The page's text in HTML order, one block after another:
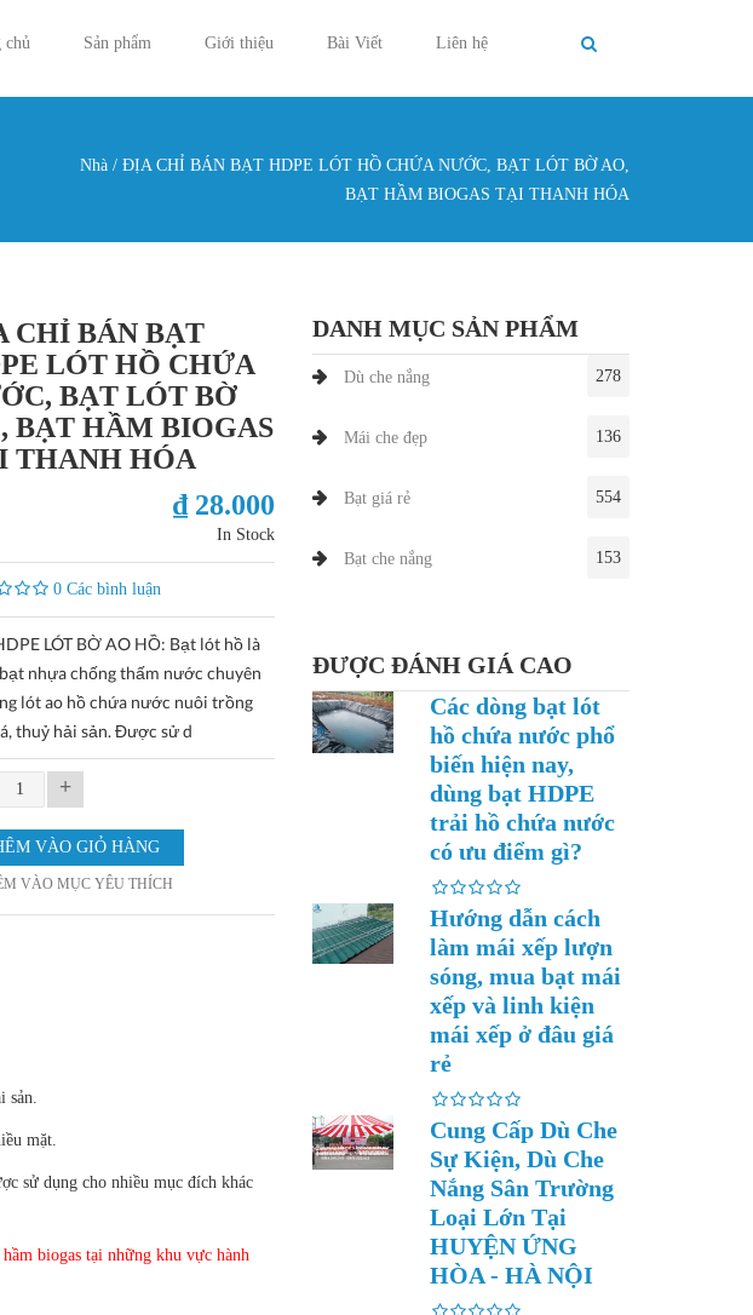
chủ
Sản phẩm Giới thiệu Bài Viết Liên hệ
Nhà / ĐỊA CHỈ BÁN BẠT HDPE LÓT HỒ CHỨA NƯỚC, BẠT LÓT BỜ AO,
BẠT HẦM BIOGAS TẠI THANH HÓA
CHỈ BÁN BẠT
LÓT HỒ CHỨA
BẠT LÓT BỜ
BẠT HẦM BIOGAS
THANH HÓA
₫ 28.000
In Stock
0 Các bình luận
LÓT BỜ AO HỒ: Bạt lót hồ là
nhựa chống thấm nước chuyên
lót ao hồ chứa nước nuôi trồng
thuỷ hải sản. Được sử d
+
VÀO MỤC YÊU THÍCH
sản.
mặt.
sử dụng cho nhiều mục đích khác
biogas tại những khu vực hành
DANH MỤC SẢN PHẨM
Dù che nắng 278
Mái che đẹp 136
Bạt giá rẻ 554
Bạt che nắng 153
ĐƯỢC ĐÁNH GIÁ CAO
Các dòng bạt lót
hồ chứa nước phổ
biến hiện nay,
dùng bạt HDPE
trải hồ chứa nước
có ưu điểm gì?
Hướng dẫn cách
làm mái xếp lượn
sóng, mua bạt mái
xếp và linh kiện
mái xếp ở đâu giá
rẻ
Cung Cấp Dù Che
Sự Kiện, Dù Che
Nắng Sân Trường
Loại Lớn Tại
HUYỆN ỨNG
HÒA - HÀ NỘI